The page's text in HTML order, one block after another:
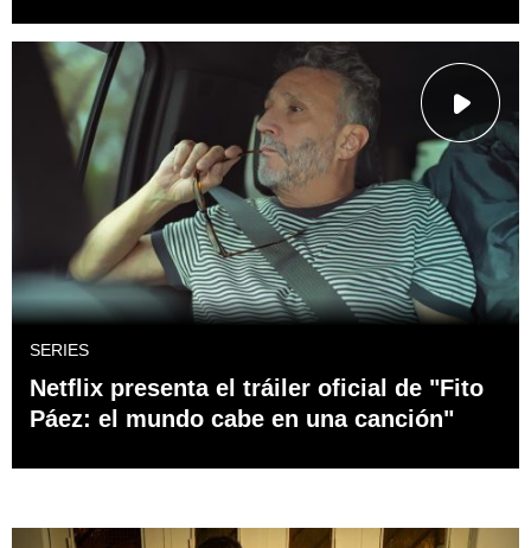
SERIES
Netflix presenta el tráiler oficial de "Fito
Páez: el mundo cabe en una canción"